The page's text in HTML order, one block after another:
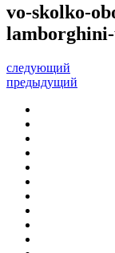
vo-skolko-
следующий
предыдущий